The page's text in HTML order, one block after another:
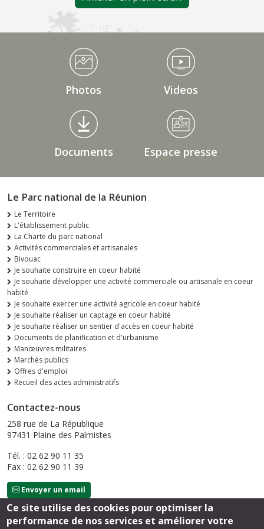
Médiathèque Footer
Photos Videos
Documents Espace presse
Le Parc national de la Réunion
Le Territoire
L'établissement public
La Charte du parc national
Activités commerciales et artisanales
Bivouac
Je souhaite construire en coeur habité
Je souhaite développer une activité commerciale ou artisanale en coeur
habité
Je souhaite exercer une activité agricole en coeur habité
Je souhaite réaliser un captage en coeur habité
Je souhaite réaliser un sentier d'accès en coeur habité
Documents de planification et d'urbanisme
Manœuvres militaires
Marchés publics
Offres d'emploi
Recueil des actes administratifs
Contactez-nous
258 rue de La République
97431 Plaine des Palmistes
Tél. : 02 62 90 11 35
Fax : 02 62 90 11 39
Envoyer un email
Ce site utilise des cookies pour optimiser la
performance de nos services et améliorer votre